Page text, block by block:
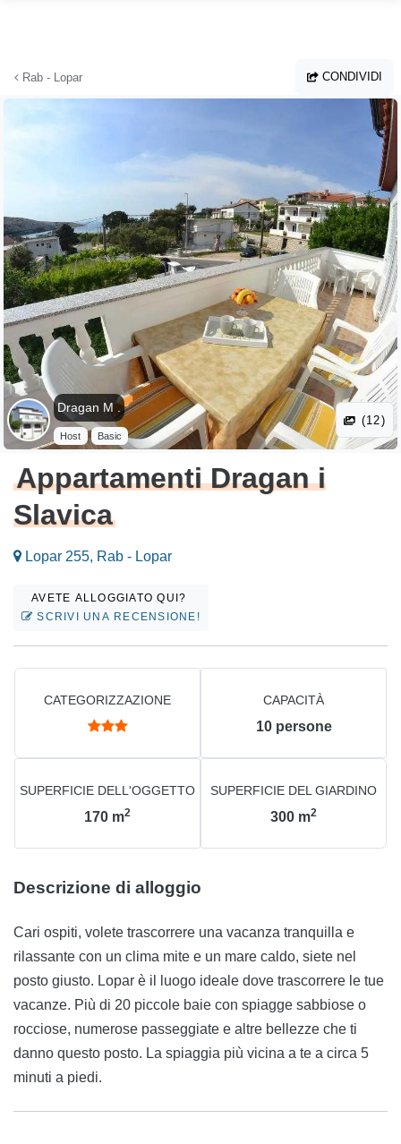
Rab - Lopar CONDIVIDI
Dragan M .
Host Basic
(12)
Appartamenti Dragan i
Slavica
Lopar 255, Rab - Lopar
AVETE ALLOGGIATO QUI?
SCRIVI UNA RECENSIONE!
CATEGORIZZAZIONE CAPACITÀ
10 persone
SUPERFICIE DELL'OGGETTO
170 m2
SUPERFICIE DEL GIARDINO
300 m2
Descrizione di alloggio
Cari ospiti, volete trascorrere una vacanza tranquilla e
rilassante con un clima mite e un mare caldo, siete nel
posto giusto. Lopar è il luogo ideale dove trascorrere le tue
vacanze. Più di 20 piccole baie con spiagge sabbiose o
rocciose, numerose passeggiate e altre bellezze che ti
danno questo posto. La spiaggia più vicina a te a circa 5
minuti a piedi.